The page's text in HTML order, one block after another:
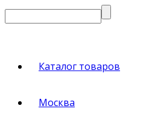
Каталог товаров
Москва